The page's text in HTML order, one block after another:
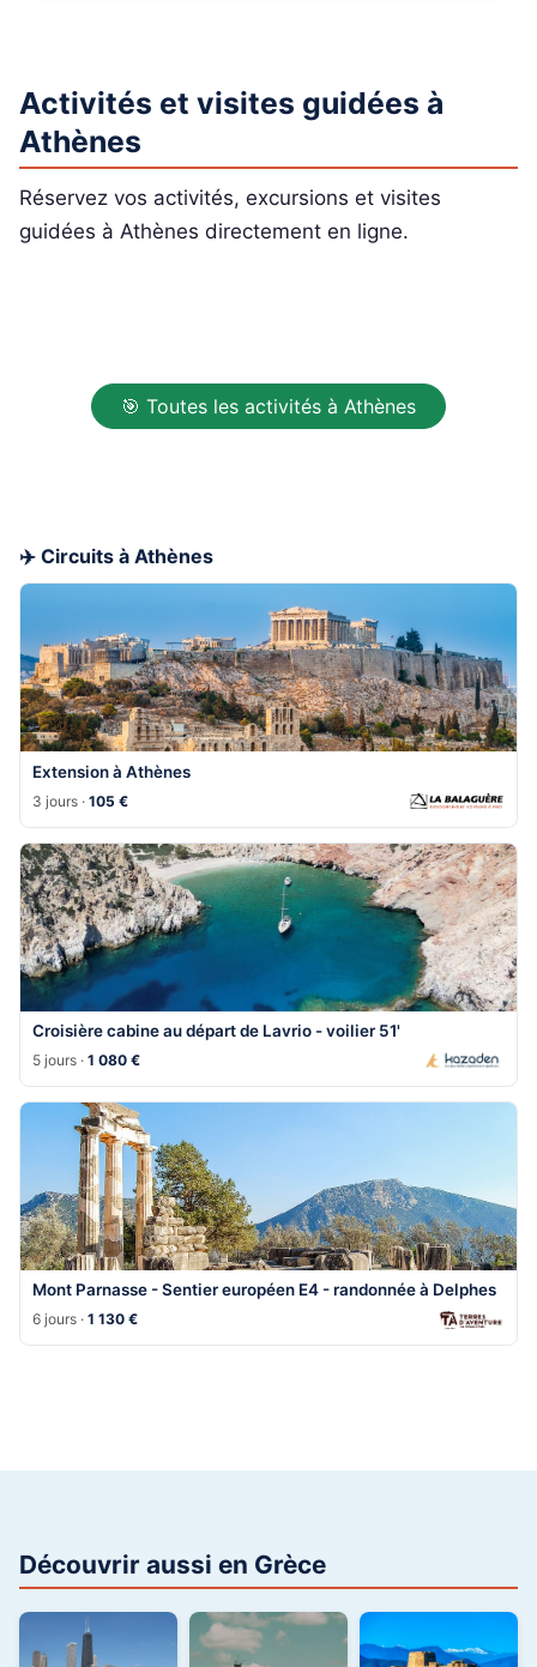
Activités et visites guidées à
Athènes
Réservez vos activités, excursions et visites
guidées à Athènes directement en ligne.
🎯 Toutes les activités à Athènes
✈️ Circuits à Athènes
Extension à Athènes
3 jours ·105 €
Croisière cabine au départ de Lavrio - voilier 51'
5 jours ·1 080 €
Mont Parnasse - Sentier européen E4 - randonnée à Delphes
6 jours ·1 130 €
Découvrir aussi en Grèce